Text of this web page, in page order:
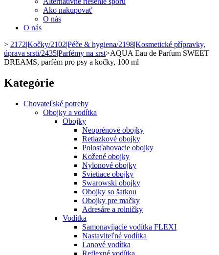
Ako nakupovať
O nás
O nás
> 2172|Kočky/2102|Péče & hygiena/2198|Kosmetické přípravky,
úprava srsti/2435|Parfémy na srst>AQUA Eau de Parfum SWEET
DREAMS, parfém pro psy a kočky, 100 ml
Kategórie
Chovateľské potreby
Obojky a vodítka
Obojky
Neoprénové obojky
Retiazkové obojky
Polosťahovacie obojky
Kožené obojky
Nylonové obojky
Svietiace obojky
Swarowski obojky
Obojky so šatkou
Obojky pre mačky
Adresáre a rolničky
Vodítka
Samonavíjacie vodítka FLEXI
Nastaviteľné vodítka
Lanové vodítka
Reflexné vodítka